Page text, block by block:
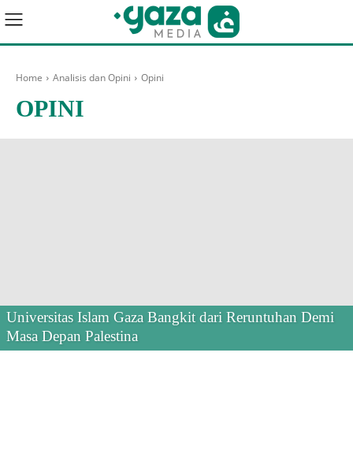
Home Analisis dan Opini Opini
OPINI
Universitas Islam Gaza Bangkit dari Reruntuhan Demi
Masa Depan Palestina